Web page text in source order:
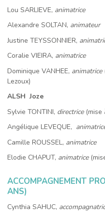
Lou SARLIEVE, animatrice
Alexandre SOLTAN, animateur
Justine TEYSSONNIER,
Coralie VIEIRA, animatrice
Dominique VANHEE, animatrice
Lezoux)
ALSH Joze
Sylvie TONTINI, directrice(mise
Angélique LEVEQUE,
Camille ROUSSEL, animatrice
Elodie CHAPUT, animatrice
ACCOMPAGNEMENT
ANS)
Cynthia SAHUC,